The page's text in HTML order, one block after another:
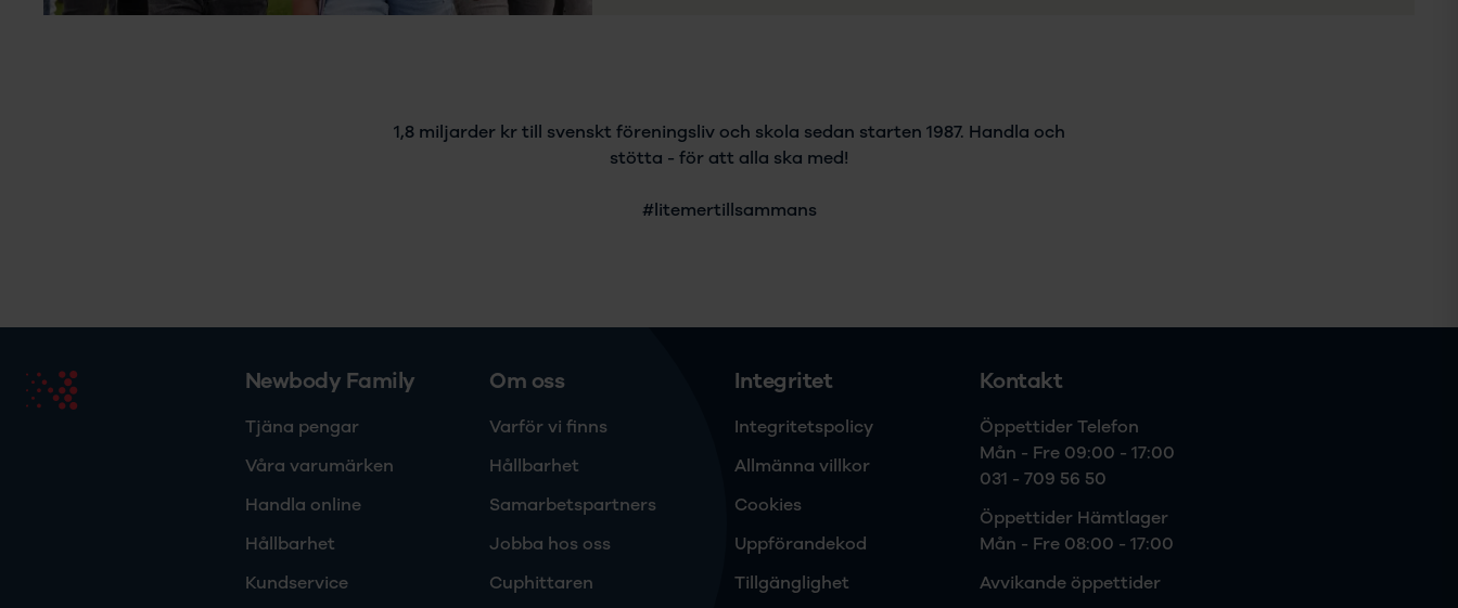
1,8 miljarder kr till svenskt föreningsliv och skola sedan starten 1987. Handla och
stötta - för att alla ska med!
#litemertillsammans
Newbody Family
Tjäna pengar
Våra varumärken
Handla online
Hållbarhet
Kundservice
Om oss
Varför vi finns
Hållbarhet
Samarbetspartners
Jobba hos oss
Cuphittaren
Integritet
Integritetspolicy
Allmänna villkor
Cookies
Uppförandekod
Tillgänglighet
Kontakt
Öppettider Telefon
Mån - Fre 09:00 - 17:00
031 - 709 56 50
Öppettider Hämtlager
Mån - Fre 08:00 - 17:00
Avvikande öppettider